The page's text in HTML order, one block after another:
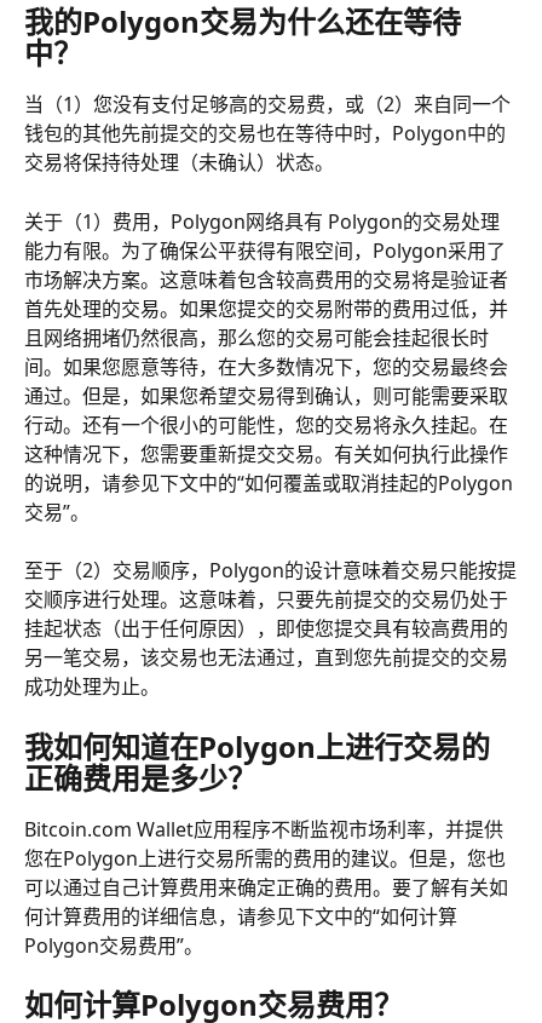
我的Polygon交易为什么还在等待
中？
当（1）您没有支付足够高的交易费，或（2）来自同一个
钱包的其他先前提交的交易也在等待中时，Polygon中的
交易将保持待处理（未确认）状态。
关于（1）费用，Polygon网络具有 Polygon的交易处理
能力有限。为了确保公平获得有限空间，Polygon采用了
市场解决方案。这意味着包含较高费用的交易将是验证者
首先处理的交易。如果您提交的交易附带的费用过低，并
且网络拥堵仍然很高，那么您的交易可能会挂起很长时
间。如果您愿意等待，在大多数情况下，您的交易最终会
通过。但是，如果您希望交易得到确认，则可能需要采取
行动。还有一个很小的可能性，您的交易将永久挂起。在
这种情况下，您需要重新提交交易。有关如何执行此操作
的说明，请参见下文中的“如何覆盖或取消挂起的Polygon
交易”。
至于（2）交易顺序，Polygon的设计意味着交易只能按提
交顺序进行处理。这意味着，只要先前提交的交易仍处于
挂起状态（出于任何原因），即使您提交具有较高费用的
另一笔交易，该交易也无法通过，直到您先前提交的交易
成功处理为止。
我如何知道在Polygon上进行交易的
正确费用是多少？
Bitcoin.com Wallet应用程序不断监视市场利率，并提供
您在Polygon上进行交易所需的费用的建议。但是，您也
可以通过自己计算费用来确定正确的费用。要了解有关如
何计算费用的详细信息，请参见下文中的“如何计算
Polygon交易费用”。
如何计算Polygon交易费用？